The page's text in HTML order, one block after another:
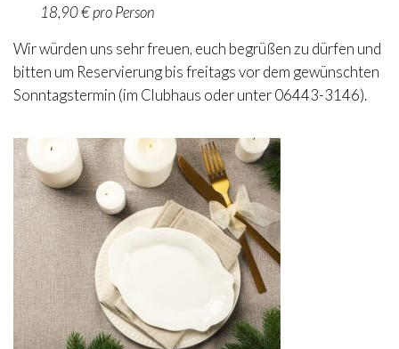
18,90 € pro Person
Wir würden uns sehr freuen, euch begrüßen zu dürfen und
bitten um Reservierung bis freitags vor dem gewünschten
Sonntagstermin (im Clubhaus oder unter 06443-3146).